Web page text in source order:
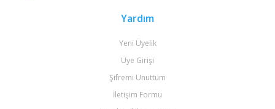
Yardım
Yeni Üyelik
Üye Girişi
Şifremi Unuttum
İletişim Formu